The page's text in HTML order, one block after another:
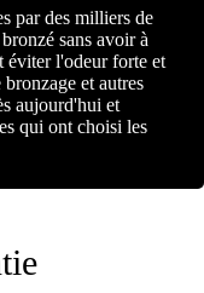
par des milliers de
sans avoir à
éviter l'odeur forte et
et autres
aujourd'hui et
qui ont choisi les